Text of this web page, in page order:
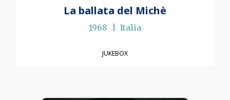
La ballata del Michè
1968 Italia
JUKEBOX